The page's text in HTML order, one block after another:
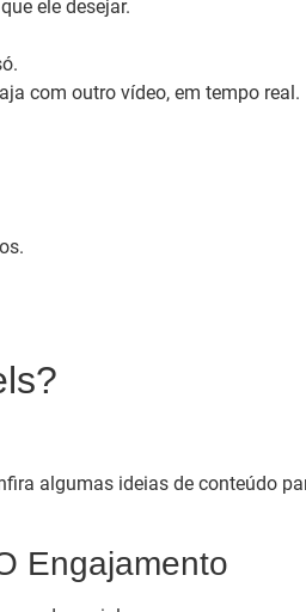
ele desejar.
com outro vídeo, em tempo real.
algumas ideias de conteúdo
Engajamento